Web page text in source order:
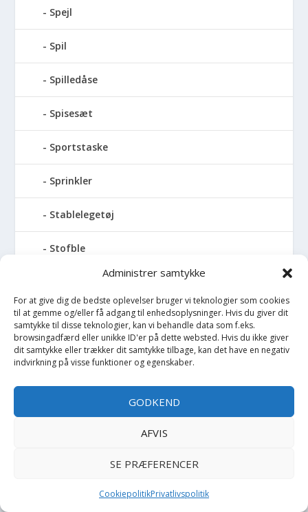
Administrer samtykke
For at give dig de bedste oplevelser bruger vi teknologier som cookies
til at gemme og/eller få adgang til enhedsoplysninger. Hvis du giver dit
samtykke til disse teknologier, kan vi behandle data som f.eks.
browsingadfærd eller unikke ID'er på dette websted. Hvis du ikke giver
dit samtykke eller trækker dit samtykke tilbage, kan det have en negativ
indvirkning på visse funktioner og egenskaber.
GODKEND
AFVIS
SE PRÆFERENCER
CookiepolitikPrivatlivspolitik
Spejl
Spil
Spilledåse
Spisesæt
Sportstaske
Sprinkler
Stablelegetøj
Stofble
Stol
Stoleunderlag
Strømpebukser